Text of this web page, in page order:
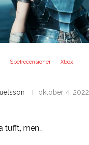
Spelrecensioner Xbox
oktober 4, 2022
tufft, men…